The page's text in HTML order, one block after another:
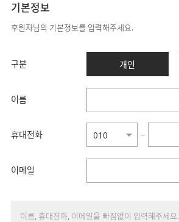
기본정보
후원자님의 기본정보를 입력해주세요.
구분 개인
이름
휴대전화 −
이메일
이름, 휴대전화, 이메일을 빠짐없이 입력해주세요.